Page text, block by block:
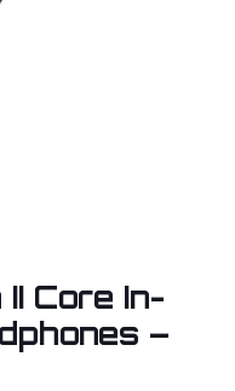
Core In-
–